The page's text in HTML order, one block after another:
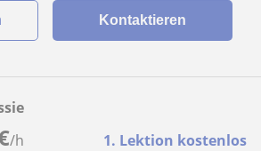
Kontaktieren
/h 1. Lektion kostenlos